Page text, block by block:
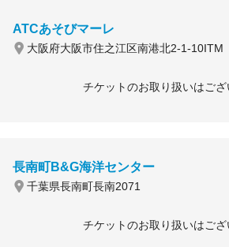
ATCあそびマーレ
大阪府大阪市住之江区南港北2-1-10ITM
チケットのお取り扱いはござ
長南町B&G海洋センター
千葉県長南町長南2071
チケットのお取り扱いはござ